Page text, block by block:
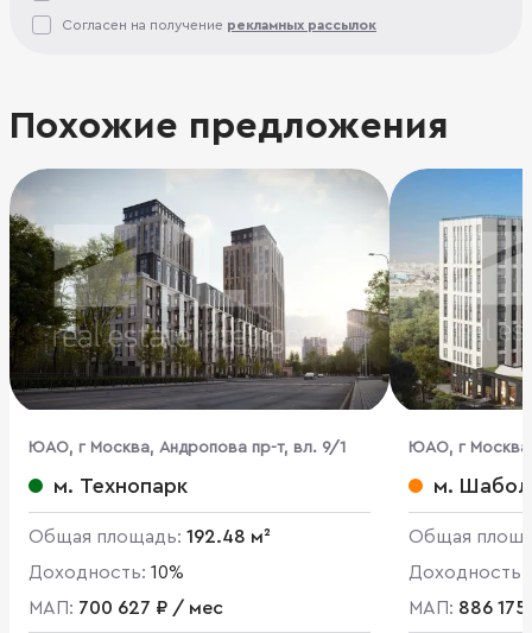
Согласен на получение рекламных рассылок
Похожие предложения
ЮАО, г Москва, Андропова пр-т, вл. 9/1
м. Технопарк
Общая площадь: 192.48 м²
Доходность: 10%
МАП: 700 627 ₽ / мес
ЮАО, г
Михайловский
м.
Общая
Доходность:
МАП: 886